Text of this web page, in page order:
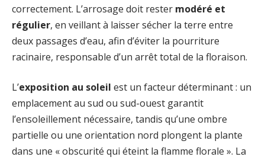
correctement. L’arrosage doit rester modéré et
régulier, en veillant à laisser sécher la terre entre
deux passages d’eau, afin d’éviter la pourriture
racinaire, responsable d’un arrêt total de la floraison.
L’exposition au soleil est un facteur déterminant : un
emplacement au sud ou sud-ouest garantit
l’ensoleillement nécessaire, tandis qu’une ombre
partielle ou une orientation nord plongent la plante
dans une « obscurité qui éteint la flamme florale ». La